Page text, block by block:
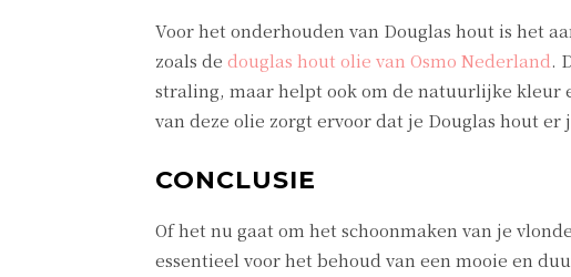
Voor het onderhouden van Douglas hout is het
zoals de douglas hout olie van Osmo Nederland.
straling, maar helpt ook om de natuurlijke kleur
van deze olie zorgt ervoor dat je Douglas hout
CONCLUSIE
Of het nu gaat om het schoonmaken van je
essentieel voor het behoud van een mooie en